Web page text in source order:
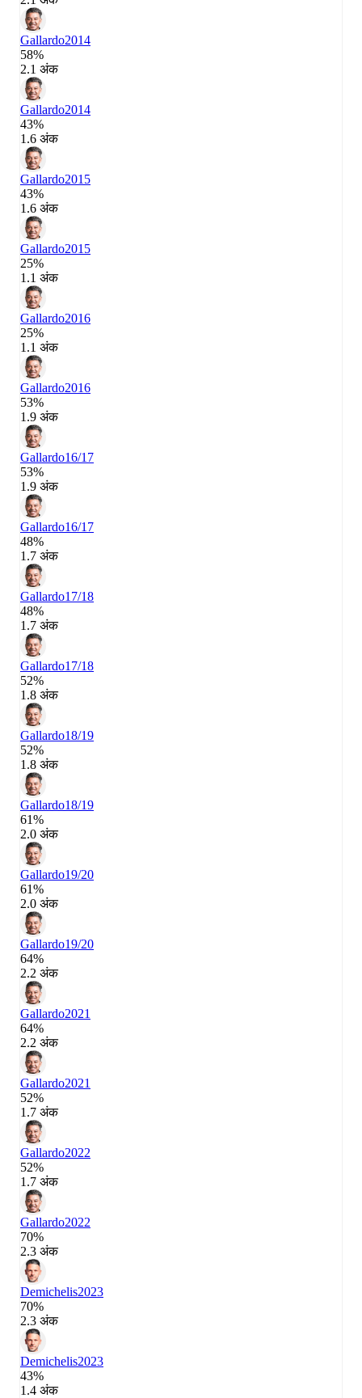
Gallardo2014
58%
2.1 अंक
Gallardo2014
43%
1.6 अंक
Gallardo2015
43%
1.6 अंक
Gallardo2015
25%
1.1 अंक
Gallardo2016
25%
1.1 अंक
Gallardo2016
53%
1.9 अंक
Gallardo16/17
53%
1.9 अंक
Gallardo16/17
48%
1.7 अंक
Gallardo17/18
48%
1.7 अंक
Gallardo17/18
52%
1.8 अंक
Gallardo18/19
52%
1.8 अंक
Gallardo18/19
61%
2.0 अंक
Gallardo19/20
61%
2.0 अंक
Gallardo19/20
64%
2.2 अंक
Gallardo2021
64%
2.2 अंक
Gallardo2021
52%
1.7 अंक
Gallardo2022
52%
1.7 अंक
Gallardo2022
70%
2.3 अंक
Demichelis2023
70%
2.3 अंक
Demichelis2023
43%
1.4 अंक